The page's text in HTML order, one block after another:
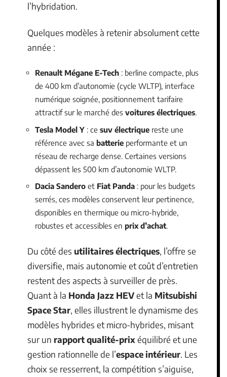
l’hybridation.
Quelques modèles à retenir absolument cette
année :
Renault Mégane E-Tech : berline compacte, plus
de 400 km d’autonomie (cycle WLTP), interface
numérique soignée, positionnement tarifaire
attractif sur le marché des voitures électriques.
Tesla Model Y : ce suv électrique reste une
référence avec sa batterie performante et un
réseau de recharge dense. Certaines versions
dépassent les 500 km d’autonomie WLTP.
Dacia Sandero et Fiat Panda : pour les budgets
serrés, ces modèles conservent leur pertinence,
disponibles en thermique ou micro-hybride,
robustes et accessibles en prix d’achat.
Du côté des utilitaires électriques, l’offre se
diversifie, mais autonomie et coût d’entretien
restent des aspects à surveiller de près.
Quant à la Honda Jazz HEVet la Mitsubishi
Space Star, elles illustrent le dynamisme des
modèles hybrides et micro-hybrides, misant
sur un rapport qualité-prixéquilibré et une
gestion rationnelle de l’espace intérieur. Les
choix se resserrent, la compétition s’aiguise,